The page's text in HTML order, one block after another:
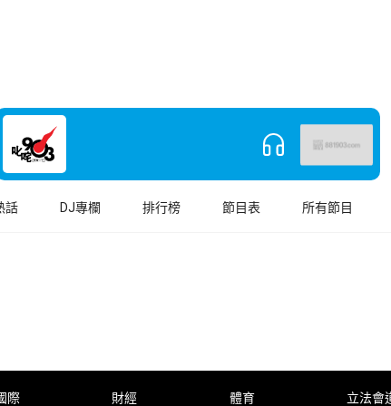
話 DJ專欄 排行榜 節目表 所有節目
際 財經 體育 立法會